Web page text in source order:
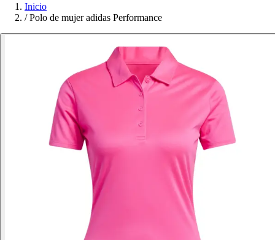
Inicio
/ Polo de mujer adidas Performance